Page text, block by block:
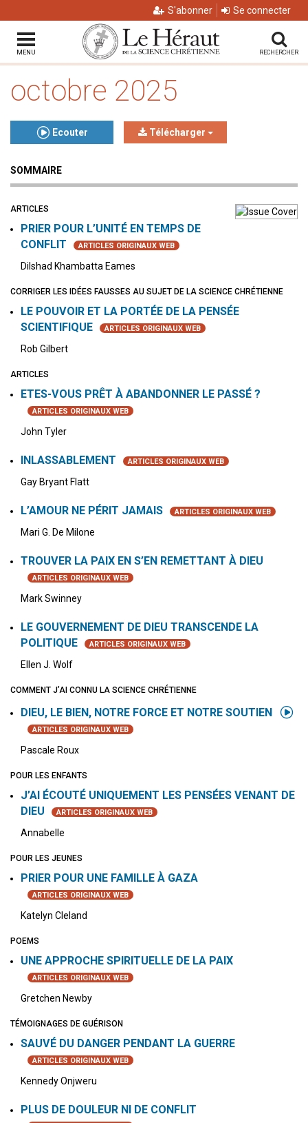
S'abonner Se connecter
MENU RECHERCHER
octobre 2025
Ecouter Télécharger
Click to play or pause the audio
SOMMAIRE
ARTICLES
PRIER POUR L’UNITÉ EN TEMPS DE
CONFLIT
ARTICLES ORIGINAUX WEB
Dilshad Khambatta Eames
CORRIGER LES IDÉES FAUSSES AU SUJET DE LA SCIENCE CHRÉTIENNE
LE POUVOIR ET LA PORTÉE DE LA PENSÉE
SCIENTIFIQUE
ARTICLES ORIGINAUX WEB
Rob Gilbert
ARTICLES
ETES-VOUS PRÊT À ABANDONNER LE PASSÉ ?
ARTICLES ORIGINAUX WEB
John Tyler
INLASSABLEMENT ARTICLES ORIGINAUX WEB
Gay Bryant Flatt
L’AMOUR NE PÉRIT JAMAIS ARTICLES ORIGINAUX WEB
Mari G. De Milone
TROUVER LA PAIX EN S’EN REMETTANT À DIEU
ARTICLES ORIGINAUX WEB
Mark Swinney
LE GOUVERNEMENT DE DIEU TRANSCENDE LA
POLITIQUE
ARTICLES ORIGINAUX WEB
Ellen J. Wolf
COMMENT J’AI CONNU LA SCIENCE CHRÉTIENNE
DIEU, LE BIEN, NOTRE FORCE ET NOTRE SOUTIEN
ARTICLES ORIGINAUX WEB
Pascale Roux
POUR LES ENFANTS
J’AI ÉCOUTÉ UNIQUEMENT LES PENSÉES VENANT DE
DIEU
ARTICLES ORIGINAUX WEB
Annabelle
POUR LES JEUNES
PRIER POUR UNE FAMILLE À GAZA
ARTICLES ORIGINAUX WEB
Katelyn Cleland
POEMS
UNE APPROCHE SPIRITUELLE DE LA PAIX
ARTICLES ORIGINAUX WEB
Gretchen Newby
TÉMOIGNAGES DE GUÉRISON
SAUVÉ DU DANGER PENDANT LA GUERRE
ARTICLES ORIGINAUX WEB
Kennedy Onjweru
PLUS DE DOULEUR NI DE CONFLIT